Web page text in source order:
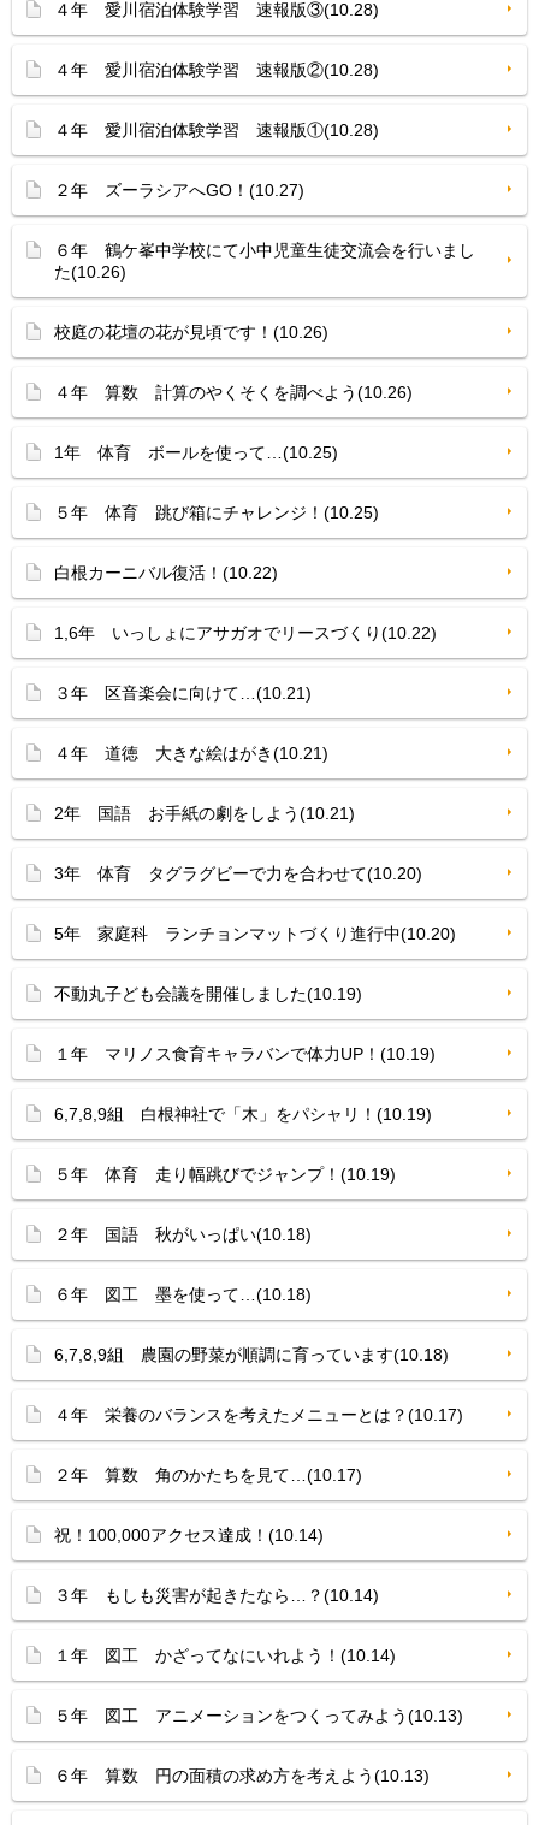
４年 愛川宿泊体験学習 速報版③(10.28)
４年 愛川宿泊体験学習 速報版②(10.28)
４年 愛川宿泊体験学習 速報版①(10.28)
２年 ズーラシアへGO！(10.27)
６年 鶴ケ峯中学校にて小中児童生徒交流会を行いまし
た(10.26)
校庭の花壇の花が見頃です！(10.26)
４年 算数 計算のやくそくを調べよう(10.26)
1年 体育 ボールを使って…(10.25)
５年 体育 跳び箱にチャレンジ！(10.25)
白根カーニバル復活！(10.22)
1,6年 いっしょにアサガオでリースづくり(10.22)
３年 区音楽会に向けて…(10.21)
４年 道徳 大きな絵はがき(10.21)
2年 国語 お手紙の劇をしよう(10.21)
3年 体育 タグラグビーで力を合わせて(10.20)
5年 家庭科 ランチョンマットづくり進行中(10.20)
不動丸子ども会議を開催しました(10.19)
１年 マリノス食育キャラバンで体力UP！(10.19)
6,7,8,9組 白根神社で「木」をパシャリ！(10.19)
５年 体育 走り幅跳びでジャンプ！(10.19)
２年 国語 秋がいっぱい(10.18)
６年 図工 墨を使って…(10.18)
6,7,8,9組 農園の野菜が順調に育っています(10.18)
４年 栄養のバランスを考えたメニューとは？(10.17)
２年 算数 角のかたちを見て…(10.17)
祝！100,000アクセス達成！(10.14)
３年 もしも災害が起きたなら…？(10.14)
１年 図工 かざってなにいれよう！(10.14)
５年 図工 アニメーションをつくってみよう(10.13)
６年 算数 円の面積の求め方を考えよう(10.13)